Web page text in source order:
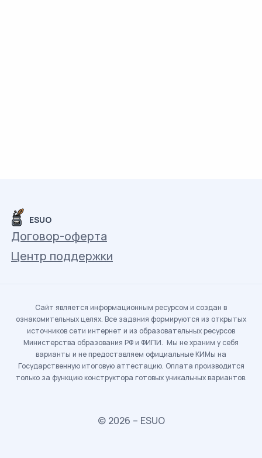
ESUO
Договор-оферта
Центр поддержки
Сайт является информационным ресурсом и создан в
ознакомительных целях. Все задания формируются из открытых
источников сети интернет и из образовательных ресурсов
Министерства образования РФ и ФИПИ. Мы не храним у себя
варианты и не предоставляем официальные КИМы на
Государственную итоговую аттестацию. Оплата производится
только за функцию конструктора готовых уникальных вариантов.
© 2026 – ESUO